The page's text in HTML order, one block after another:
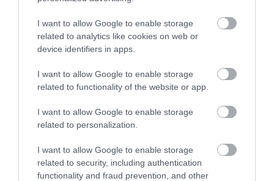
I want to allow Google to enable storage
related to analytics like cookies on web or
device identifiers in apps.
I want to allow Google to enable storage
related to functionality of the website or app.
I want to allow Google to enable storage
related to personalization.
I want to allow Google to enable storage
related to security, including authentication
functionality and fraud prevention, and other
amelyek szépségükkel nyűgöznek le.
Léteznek azonban olyanok is, amelyek
inkább kérdéseket vetnek fel. Jan van
Eyck egyik legismertebb festménye, a
Szűz Mária és a gyermek Joris van der
kategóriába…
Olyan részletek rejtőznek a
középkori festményen,
amiket…
BÓDY KOLOS